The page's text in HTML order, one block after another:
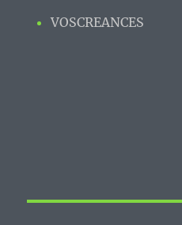
VOSCREANCES